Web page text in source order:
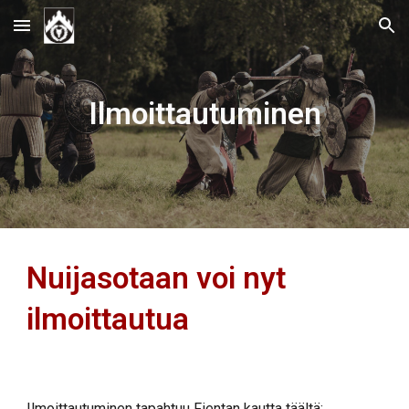
Skip to main content Skip to navigation
Ilmoittautuminen
Nuijasotaan voi nyt
ilmoittautua